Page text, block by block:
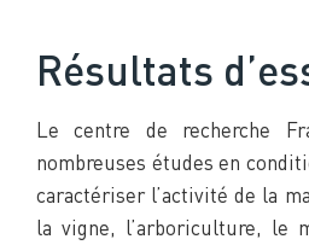
Résultats
Le centre de recherche
nombreuses études en
caractériser l’activité de la
la vigne, l’arboriculture, le